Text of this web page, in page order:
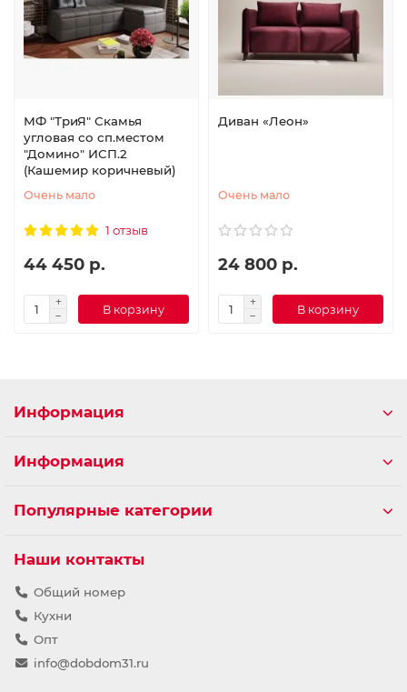
МФ "ТриЯ" Скамья
угловая со сп.местом
"Домино" ИСП.2
(Кашемир коричневый)
Очень мало
1 отзыв
44 450 р.
В корзину
Диван «Леон»
Очень мало
24 800 р.
В корзину
Информация
Информация
Популярные категории
Наши контакты
Общий номер
Кухни
Опт
info@dobdom31.ru